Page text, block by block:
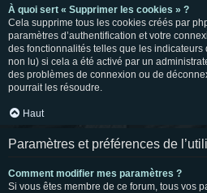
À quoi sert « Supprimer les cookies » ?
Cela supprime tous les cookies créés par
paramètres d’authentification et votre
des fonctionnalités telles que les indicateurs
non lu) si cela a été activé par un
des problèmes de connexion ou de
pourrait les résoudre.
Haut
Paramètres et préférences de
Comment modifier mes paramètres ?
Si vous êtes membre de ce forum, tous vos